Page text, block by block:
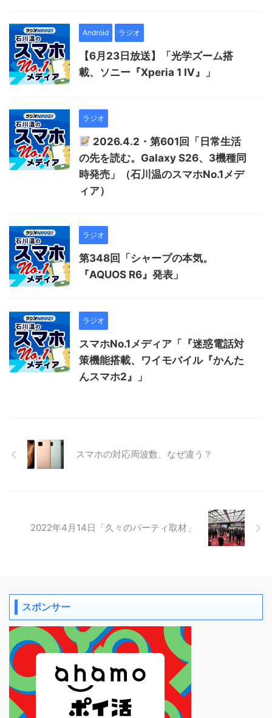
Android ラジオ
【6月23日放送】「光学ズーム搭
載、ソニー『Xperia 1 IV』」
ラジオ
2026.4.2・第601回「日常生活
の先を読む。Galaxy S26、3機種同
時発売」（石川温のスマホNo.1メデ
ィア）
ラジオ
第348回「シャープの本気。
『AQUOS R6』発表」
ラジオ
スマホNo.1メディア「『迷惑電話対
策機能搭載、ワイモバイル『かんた
んスマホ2』」
スマホの対応周波数、なぜ違う？
2022年4月14日「久々のパーティ取材」
スポンサー